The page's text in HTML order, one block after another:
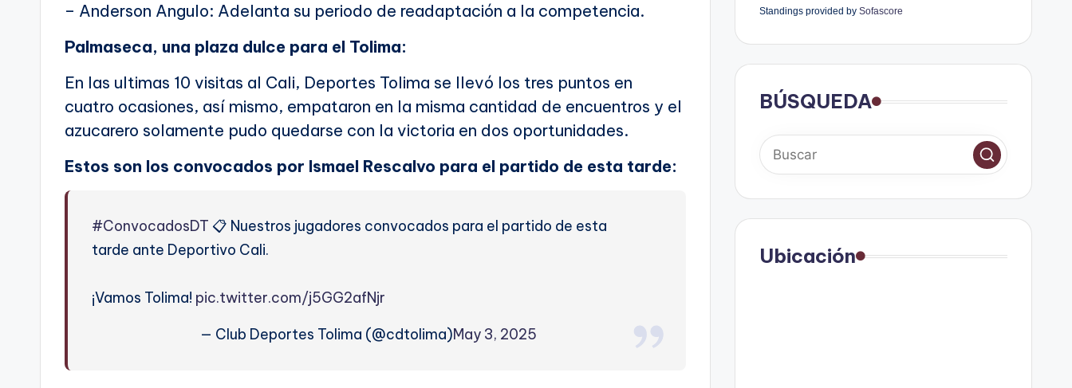
– Anderson Angulo: Adelanta su periodo de readaptación a la competencia.
Palmaseca, una plaza dulce para el Tolima:
En las ultimas 10 visitas al Cali, Deportes Tolima se llevó los tres puntos en
cuatro ocasiones, así mismo, empataron en la misma cantidad de encuentros y el
azucarero solamente pudo quedarse con la victoria en dos oportunidades.
Estos son los convocados por Ismael Rescalvo para el partido de esta tarde:
#ConvocadosDT 📋 Nuestros jugadores convocados para el partido de esta
tarde ante Deportivo Cali.
¡Vamos Tolima! pic.twitter.com/j5GG2afNjr
— Club Deportes Tolima (@cdtolima)May 3, 2025
Standings provided by Sofascore
BÚSQUEDA
Ubicación